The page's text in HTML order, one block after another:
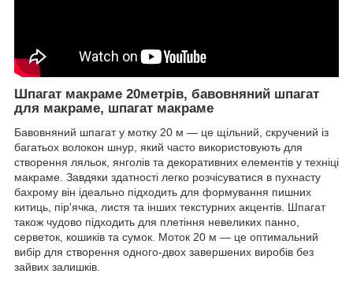
Шпагат макраме 20метрів, бавовняний шпагат
для макраме, шпагат макраме
Бавовняний шпагат у мотку 20 м — це щільний, скручений із
багатьох волокон шнур, який часто використовують для
створення ляльок, янголів та декоративних елементів у техніці
макраме. Завдяки здатності легко розчісуватися в пухнасту
бахрому він ідеально підходить для формування пишних
китиць, пір'ячка, листя та інших текстурних акцентів. Шпагат
також чудово підходить для плетіння невеликих панно,
серветок, кошиків та сумок. Моток 20 м — це оптимальний
вибір для створення одного-двох завершених виробів без
зайвих залишків.